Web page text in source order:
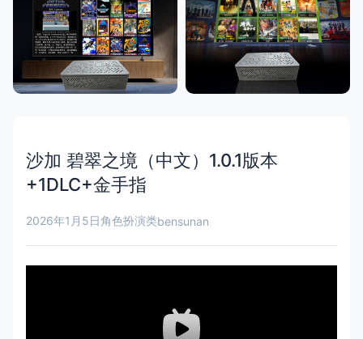
沙加 碧翠之境（中文）1.0.1版本
+1DLC+金手指
2026年1月5日角色扮演类bensunan